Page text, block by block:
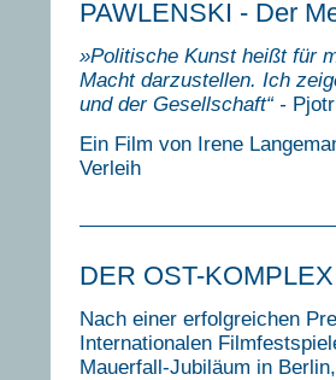
PAWLENSKI - Der
»Politische Kunst heißt für
Macht darzustellen. Ich
und der Gesellschaft“ -
Ein Film von Irene
Verleih
DER OST-
Nach einer erfolgreichen
Internationalen
Mauerfall-Jubiläum in